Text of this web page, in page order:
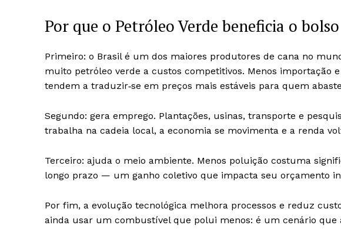
Por que o Petróleo Verde beneficia o
Primeiro: o Brasil é um dos maiores produtores de cana no
muito petróleo verde a custos competitivos. Menos importação
tendem a traduzir‑se em preços mais estáveis para quem
Segundo: gera emprego. Plantações, usinas, transporte e
trabalha na cadeia local, a economia se movimenta e a renda
Terceiro: ajuda o meio ambiente. Menos poluição costuma
longo prazo — um ganho coletivo que impacta seu orçamento
Por fim, a evolução tecnológica melhora processos e reduz
ainda usar um combustível que polui menos: é um cenário que